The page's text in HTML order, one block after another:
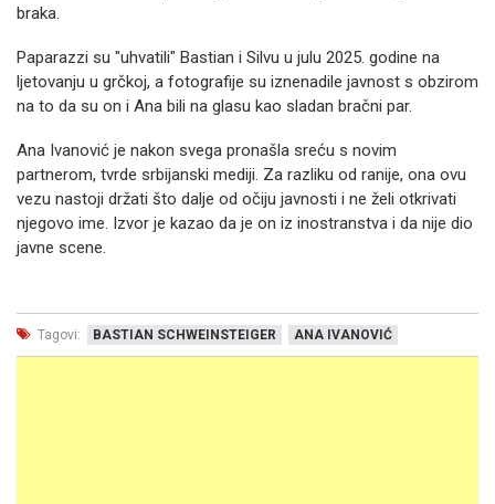
braka.
Paparazzi su "uhvatili" Bastian i Silvu u julu 2025. godine na
ljetovanju u grčkoj, a fotografije su iznenadile javnost s obzirom
na to da su on i Ana bili na glasu kao sladan bračni par.
Ana Ivanović je nakon svega pronašla sreću s novim
partnerom, tvrde srbijanski mediji. Za razliku od ranije, ona ovu
vezu nastoji držati što dalje od očiju javnosti i ne želi otkrivati
njegovo ime. Izvor je kazao da je on iz inostranstva i da nije dio
javne scene.
Tagovi: BASTIAN SCHWEINSTEIGER ANA IVANOVIĆ